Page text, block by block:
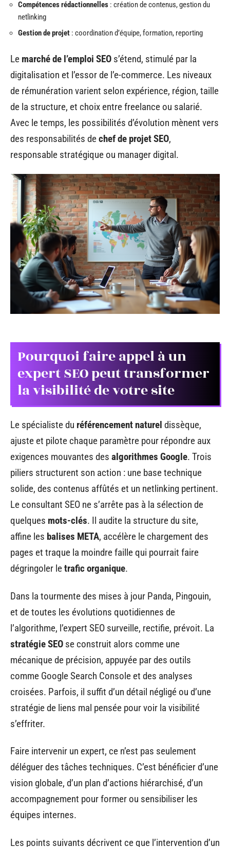
Compétences rédactionnelles : création de contenus, gestion du
netlinking
Gestion de projet : coordination d’équipe, formation, reporting
Le marché de l’emploi SEO s’étend, stimulé par la
digitalisation et l’essor de l’e-commerce. Les niveaux
de rémunération varient selon expérience, région, taille
de la structure, et choix entre freelance ou salarié.
Avec le temps, les possibilités d’évolution mènent vers
des responsabilités dechef de projet SEO,
responsable stratégique ou manager digital.
Pourquoi faire appel à un
expert SEO peut transformer
la visibilité de votre site
Le spécialiste du référencement naturel dissèque,
ajuste et pilote chaque paramètre pour répondre aux
exigences mouvantes des algorithmes Google. Trois
piliers structurent son action : une base technique
solide, des contenus affûtés et un netlinking pertinent.
Le consultant SEO ne s’arrête pas à la sélection de
quelques mots-clés. Il audite la structure du site,
affine les balises META, accélère le chargement des
pages et traque la moindre faille qui pourrait faire
dégringoler letrafic organique.
Dans la tourmente des mises à jour Panda, Pingouin,
et de toutes les évolutions quotidiennes de
l’algorithme, l’expert SEO surveille, rectifie, prévoit. La
stratégie SEO se construit alors comme une
mécanique de précision, appuyée par des outils
comme Google Search Console et des analyses
croisées. Parfois, il suffit d’un détail négligé ou d’une
stratégie de liens mal pensée pour voir la visibilité
s’effriter.
Faire intervenir un expert, ce n’est pas seulement
déléguer des tâches techniques. C’est bénéficier d’une
vision globale, d’un plan d’actions hiérarchisé, d’un
accompagnement pour former ou sensibiliser les
équipes internes.
Les points suivants décrivent ce que l’intervention d’un